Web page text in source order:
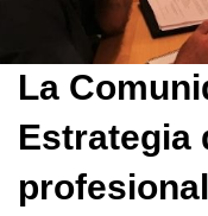
La
Estrategia